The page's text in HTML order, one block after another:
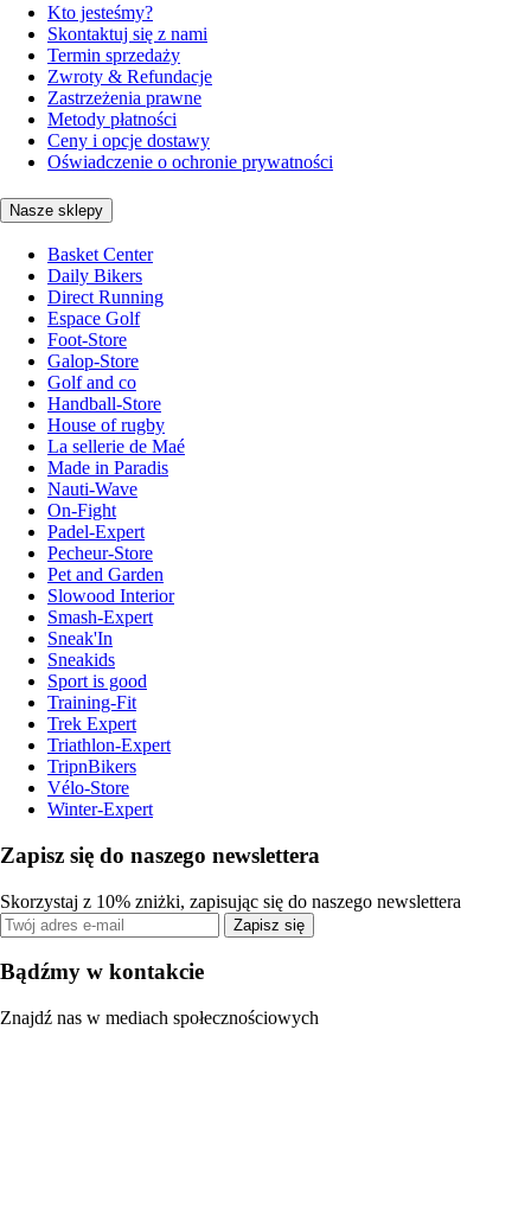
Kto jesteśmy?
Skontaktuj się z nami
Termin sprzedaży
Zwroty & Refundacje
Zastrzeżenia prawne
Metody płatności
Ceny i opcje dostawy
Oświadczenie o ochronie prywatności
Nasze sklepy
Basket Center
Daily Bikers
Direct Running
Espace Golf
Foot-Store
Galop-Store
Golf and co
Handball-Store
House of rugby
La sellerie de Maé
Made in Paradis
Nauti-Wave
On-Fight
Padel-Expert
Pecheur-Store
Pet and Garden
Slowood Interior
Smash-Expert
Sneak'In
Sneakids
Sport is good
Training-Fit
Trek Expert
Triathlon-Expert
TripnBikers
Vélo-Store
Winter-Expert
Zapisz się do naszego newslettera
Skorzystaj z 10% zniżki, zapisując się do naszego newslettera
Zapisz się
Bądźmy w kontakcie
Znajdź nas w mediach społecznościowych